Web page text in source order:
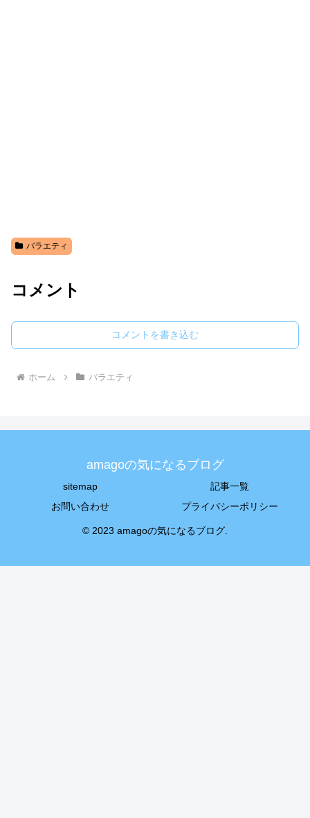
バラエティ
コメント
コメントを書き込む
ホーム バラエティ
amagoの気になるブログ
sitemap
記事一覧
お問い合わせ
プライバシーポリシー
© 2023 amagoの気になるブログ.